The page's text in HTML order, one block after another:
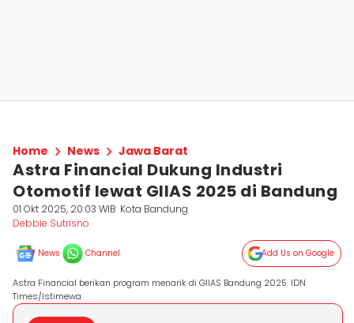
Home News Jawa Barat
Astra Financial Dukung Industri
Otomotif lewat GIIAS 2025 di Bandung
01 Okt 2025, 20:03 WIB Kota Bandung
Debbie Sutrisno
News Channel Add Us on Google
Astra Financial berikan program menarik di GIIAS Bandung 2025. IDN
Times/Istimewa